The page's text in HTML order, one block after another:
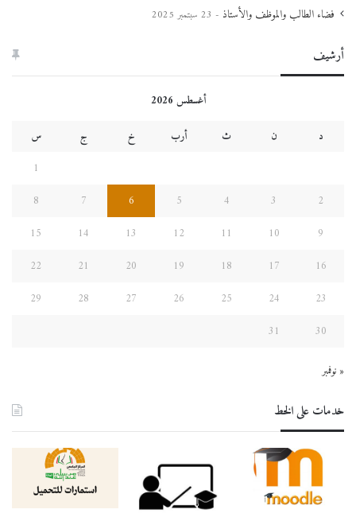
فضاء الطالب والموظف والأستاذ 23 سبتمبر 2025
أرشيف
أغسطس 2026
د
ن ث أرب خ ج
س
1
2
3
4
5
6
7
8
9
10
11
12
13
14
15
16
17
18
19
20
21
22
23
24
25
26
27
28
29
30
31
« نوفمبر
خدمات على الخط